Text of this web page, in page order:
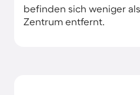
befinden sich weniger
Zentrum entfernt.